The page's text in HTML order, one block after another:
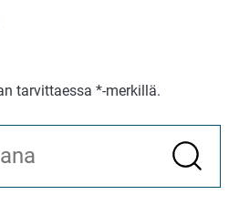
tarvittaessa *-merkillä.
haku